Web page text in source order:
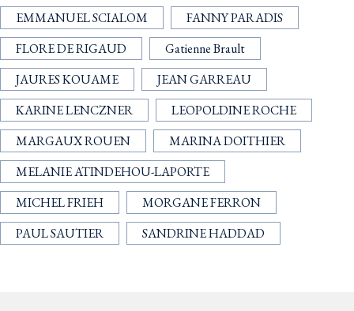
EMMANUEL SCIALOM
FANNY PARADIS
FLORE DE RIGAUD
Gatienne Brault
JAURES KOUAME
JEAN GARREAU
KARINE LENCZNER
LEOPOLDINE ROCHE
MARGAUX ROUEN
MARINA DOITHIER
MELANIE ATINDEHOU-LAPORTE
MICHEL FRIEH
MORGANE FERRON
PAUL SAUTIER
SANDRINE HADDAD